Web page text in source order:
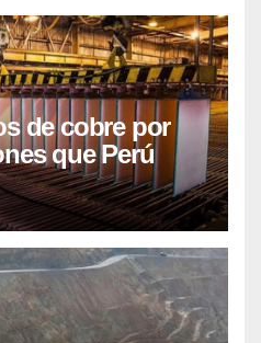
de cobre por
que Perú